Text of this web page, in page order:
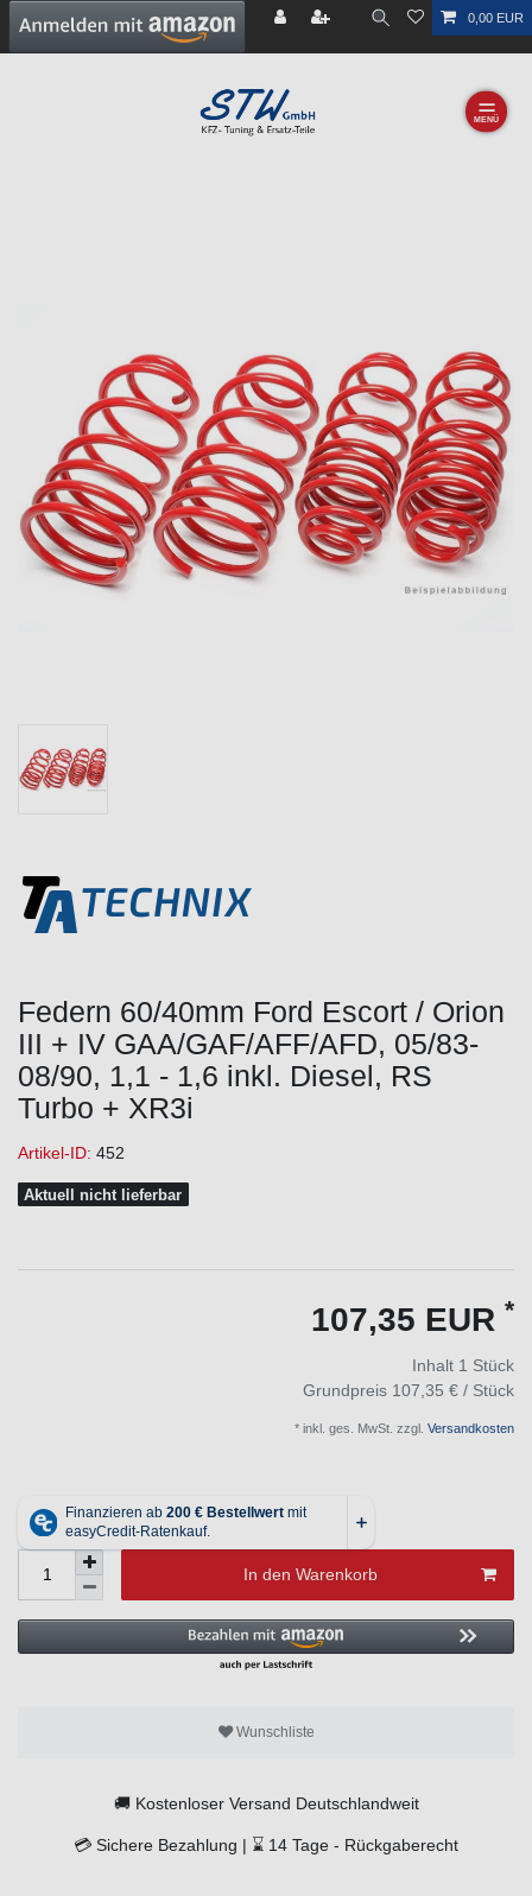
0,00 EUR
☰
Federn 60/40mm Ford Escort / Orion
III + IV GAA/GAF/AFF/AFD, 05/83-
08/90, 1,1 - 1,6 inkl. Diesel, RS
Turbo + XR3i
Artikel-ID: 452
Aktuell nicht lieferbar
107,35 EUR *
Inhalt 1 Stück
Grundpreis 107,35 € / Stück
* inkl. ges. MwSt. zzgl. Versandkosten
In den Warenkorb
Wunschliste
🚚 Kostenloser Versand Deutschlandweit
💳 Sichere Bezahlung | ⌛ 14 Tage - Rückgaberecht